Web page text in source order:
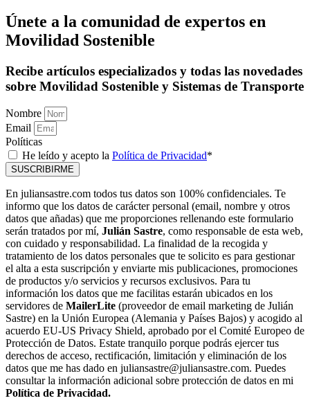
Únete a la comunidad de expertos en
Movilidad Sostenible
Recibe artículos especializados y todas las novedades
sobre Movilidad Sostenible y Sistemas de Transporte
Nombre
Email
Políticas
He leído y acepto la Política de Privacidad*
SUSCRIBIRME
En juliansastre.com todos tus datos son 100% confidenciales. Te
informo que los datos de carácter personal (email, nombre y otros
datos que añadas) que me proporciones rellenando este formulario
serán tratados por mí, Julián Sastre, como responsable de esta web,
con cuidado y responsabilidad. La finalidad de la recogida y
tratamiento de los datos personales que te solicito es para gestionar
el alta a esta suscripción y enviarte mis publicaciones, promociones
de productos y/o servicios y recursos exclusivos. Para tu
información los datos que me facilitas estarán ubicados en los
servidores de MailerLite (proveedor de email marketing de Julián
Sastre) en la Unión Europea (Alemania y Países Bajos) y acogido al
acuerdo EU-US Privacy Shield, aprobado por el Comité Europeo de
Protección de Datos. Estate tranquilo porque podrás ejercer tus
derechos de acceso, rectificación, limitación y eliminación de los
datos que me has dado en juliansastre@juliansastre.com. Puedes
consultar la información adicional sobre protección de datos en mi
Política de Privacidad.